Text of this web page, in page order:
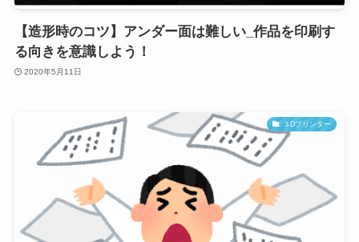
【造形時のコツ】アンダー面は難しい_作品を印刷す
る向きを意識しよう！
2020年5月11日
３Dプリンター